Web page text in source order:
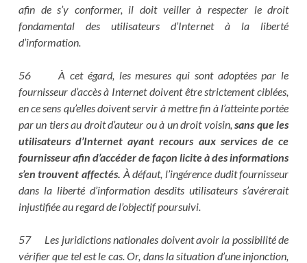
afin de s’y conformer, il doit veiller à respecter le droit
fondamental des utilisateurs d’Internet à la liberté
d’information.
56 À cet égard, les mesures qui sont adoptées par le
fournisseur d’accès à Internet doivent être strictement ciblées,
en ce sens qu’elles doivent servir à mettre fin à l’atteinte portée
par un tiers au droit d’auteur ou à un droit voisin,sans que les
utilisateurs d’Internet ayant recours aux services de ce
fournisseur afin d’accéder de façon licite à des informations
s’en trouvent affectés. À défaut, l’ingérence dudit fournisseur
dans la liberté d’information desdits utilisateurs s’avérerait
injustifiée au regard de l’objectif poursuivi.
57 Les juridictions nationales doivent avoir la possibilité de
vérifier que tel est le cas. Or, dans la situation d’une injonction,